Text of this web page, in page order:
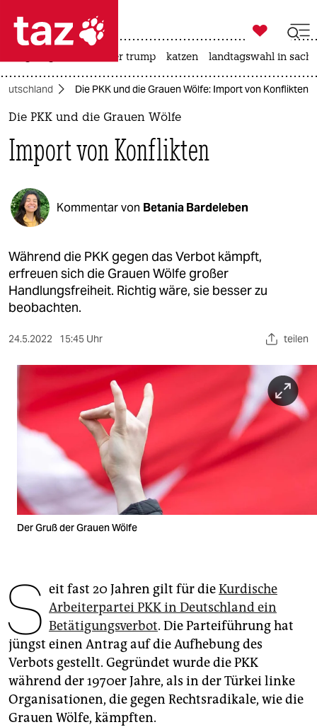
 taz zahl ich
taz zahl ich
politik
öko
gesellschaft
kultur
sport
wahrheit
verlag
veranstaltungen
shop
fragen & hilfe
abo
genossenschaft
epaper login

taz zahl ich
usa unter trump katzen landtagswahl in
Die PKK und die Grauen Wölfe: Import von Konflikten
Die PKK und die Grauen Wölfe
Import von Konflikten
Kommentar von Betania Bardeleben
Während die PKK gegen das Verbot kämpft,
erfreuen sich die Grauen Wölfe großer
Handlungsfreiheit. Richtig wäre, sie besser zu
beobachten.
24.5.2022 15:45 Uhr teilen
Der Gruß der Grauen Wölfe
S eit fast 20 Jahren gilt für dieKurdische
Arbeiterpartei PKK in Deutschland ein
Betätigungsverbot. Die Parteiführung hat
jüngst einen Antrag auf die Aufhebung des
Verbots gestellt. Gegründet wurde die PKK
während der 1970er Jahre, als in der Türkei linke
Organisationen, die gegen Rechtsradikale, wie die
Grauen Wölfe, kämpften.